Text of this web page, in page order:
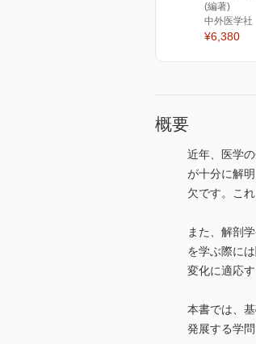
(編著)
中外医学社
¥6,380
概要
近年、医学
が十分に解
欠です。こ
また、解剖
を学ぶ際に
変化に適応
本書では、
発展する学